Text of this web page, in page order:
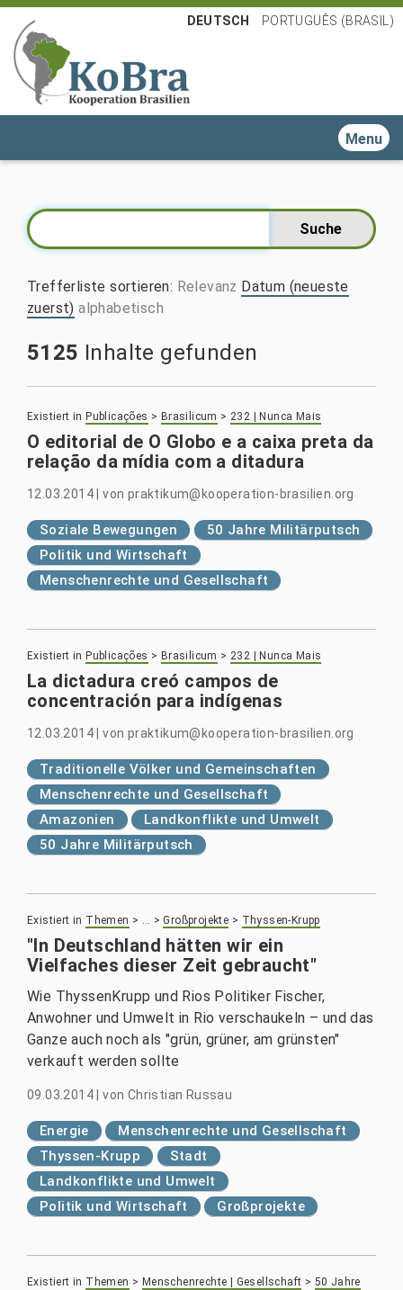
DEUTSCH PORTUGUÊS (BRASIL)
Toggle
Trefferliste sortieren: Relevanz Datum (neueste
zuerst) alphabetisch
5125 Inhalte gefunden
Existiert in Publicações > Brasilicum >232 | Nunca Mais
O editorial de O Globo e a caixa preta da
relação da mídia com a ditadura
12.03.2014 |von praktikum@kooperation-brasilien.org
Soziale Bewegungen
50 Jahre Militärputsch
Politik und Wirtschaft
Menschenrechte und Gesellschaft
Existiert in Publicações > Brasilicum >232 | Nunca Mais
La dictadura creó campos de
concentración para indígenas
12.03.2014 |von praktikum@kooperation-brasilien.org
Traditionelle Völker und Gemeinschaften
Menschenrechte und Gesellschaft
Amazonien
Landkonflikte und Umwelt
50 Jahre Militärputsch
Existiert in Themen > … >Großprojekte > Thyssen-Krupp
"In Deutschland hätten wir ein
Vielfaches dieser Zeit gebraucht"
Wie ThyssenKrupp und Rios Politiker Fischer,
Anwohner und Umwelt in Rio verschaukeln – und das
Ganze auch noch als "grün, grüner, am grünsten"
verkauft werden sollte
09.03.2014 |von Christian Russau
Energie
Menschenrechte und Gesellschaft
Thyssen-Krupp
Stadt
Landkonflikte und Umwelt
Politik und Wirtschaft
Großprojekte
Existiert in Themen > Menschenrechte | Gesellschaft > 50 Jahre